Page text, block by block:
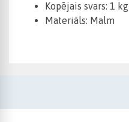
Kopējais svars: 1 kg
Materiāls: Malm